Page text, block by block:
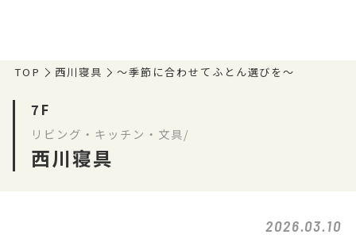
TOP 西川寝具 〜季節に合わせてふとん選びを〜
7F
リビング・キッチン・文具/
西川寝具
2026.03.10